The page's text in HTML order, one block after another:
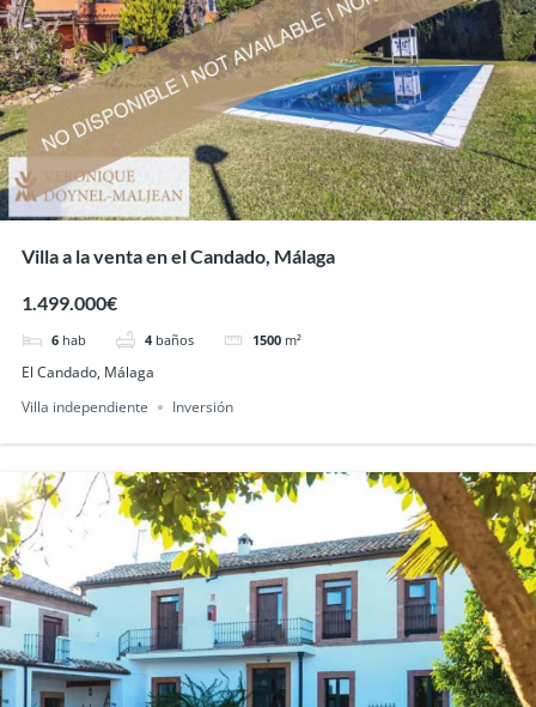
Villa a la venta en el Candado, Málaga
1.499.000€
6 hab 4 baños 1500 m²
El Candado, Málaga
Villa independiente
Inversión